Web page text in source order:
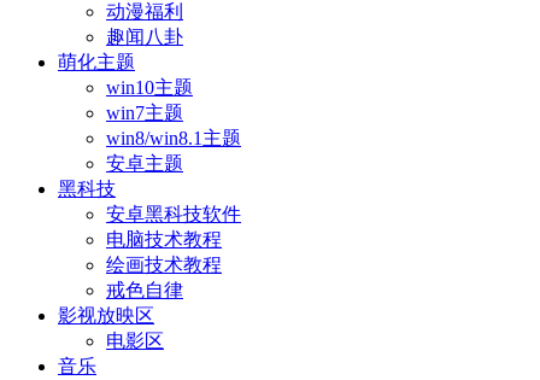
动漫福利
趣闻八卦
萌化主题
win10主题
win7主题
win8/win8.1主题
安卓主题
黑科技
安卓黑科技软件
电脑技术教程
绘画技术教程
戒色自律
影视放映区
电影区
音乐